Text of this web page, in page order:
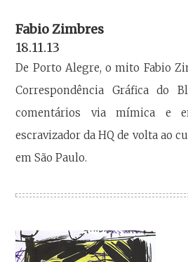
Fabio Zimbres
18.11.13
De Porto Alegre, o mito Fabio
Correspondência Gráfica do
comentários via mímica e
escravizador da HQ de volta ao
em São Paulo.